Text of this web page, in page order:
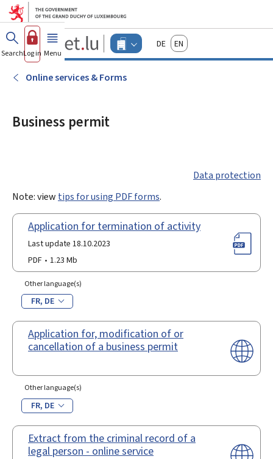
Go to main menu
Go to content
Guichet.lu
Changer
d'espace
Menu
DeutschEnglish
SearchLog in Menu main
Online services & Forms
Business permit
Data protection
Note: view tips for using PDF forms.
Application for termination of activity
Last update 18.10.2023
PDF
1.23 Mb
Other language(s)
FR DE
Application for, modification of or
cancellation of a business permit
Other language(s)
FR DE
Extract from the criminal record of a
legal person - online service